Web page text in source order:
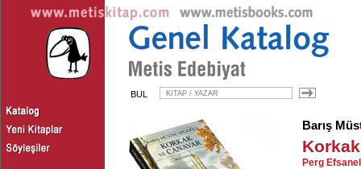
BUL
Barış
Perg